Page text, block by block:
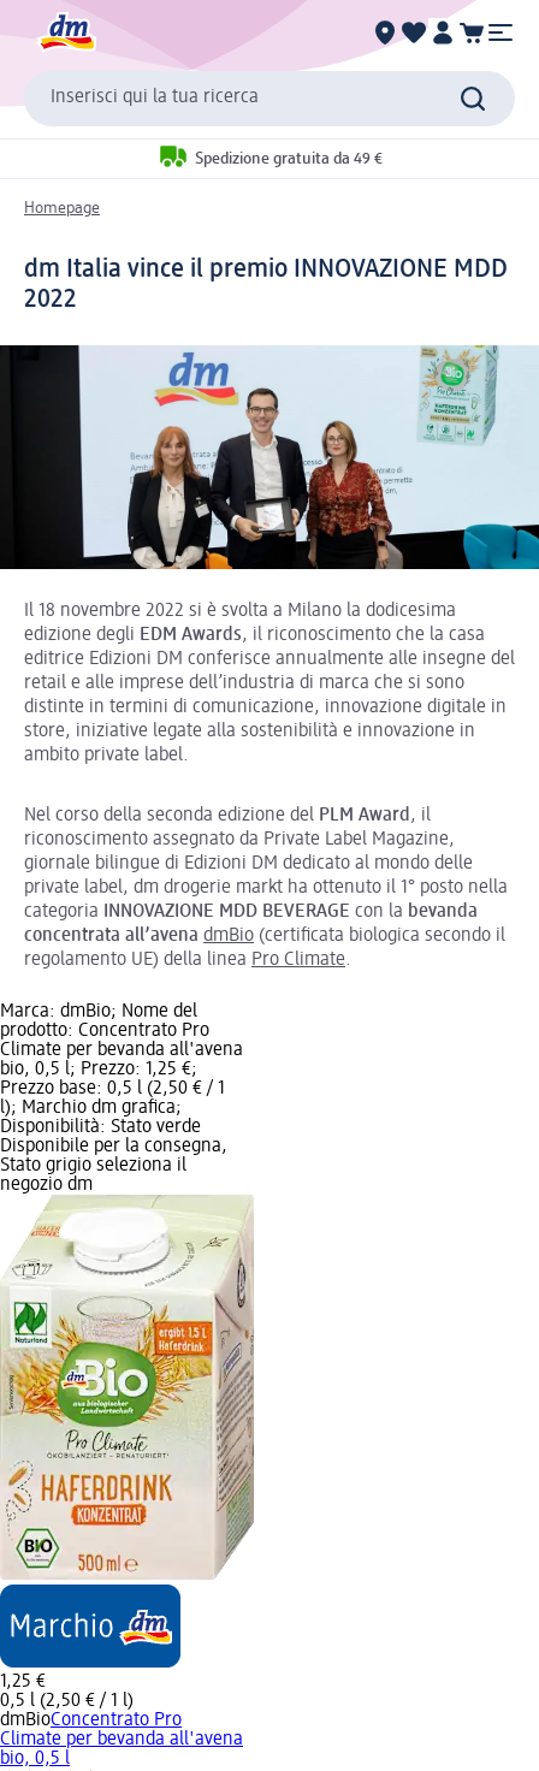
Inserisci qui la tua ricerca
Spedizione gratuita da 49 €
Homepage
dm Italia vince il premio INNOVAZIONE MDD
2022
Il 18 novembre 2022 si è svolta a Milano la dodicesima
edizione degli EDM Awards, il riconoscimento che la casa
editrice Edizioni DM conferisce annualmente alle insegne del
retail e alle imprese dell’industria di marca che si sono
distinte in termini di comunicazione, innovazione digitale in
store, iniziative legate alla sostenibilità e innovazione in
ambito private label.
Nel corso della seconda edizione del PLM Award, il
riconoscimento assegnato da Private Label Magazine,
giornale bilingue di Edizioni DM dedicato al mondo delle
private label, dm drogerie markt ha ottenuto il 1° posto nella
categoria INNOVAZIONE MDD BEVERAGE con la bevanda
concentrata all’avena dmBio (certificata biologica secondo il
regolamento UE) della linea Pro Climate.
Marca: dmBio; Nome del
prodotto: Concentrato Pro
Climate per bevanda all'avena
bio, 0,5 l; Prezzo: 1,25 €;
Prezzo base: 0,5 l (2,50 € / 1
l); Marchio dm grafica;
Disponibilità: Stato verde
Disponibile per la consegna,
Stato grigio seleziona il
negozio dm
1,25 €
0,5 l (2,50 € / 1 l)
dmBioConcentrato Pro
Climate per bevanda all'avena
bio, 0,5 l